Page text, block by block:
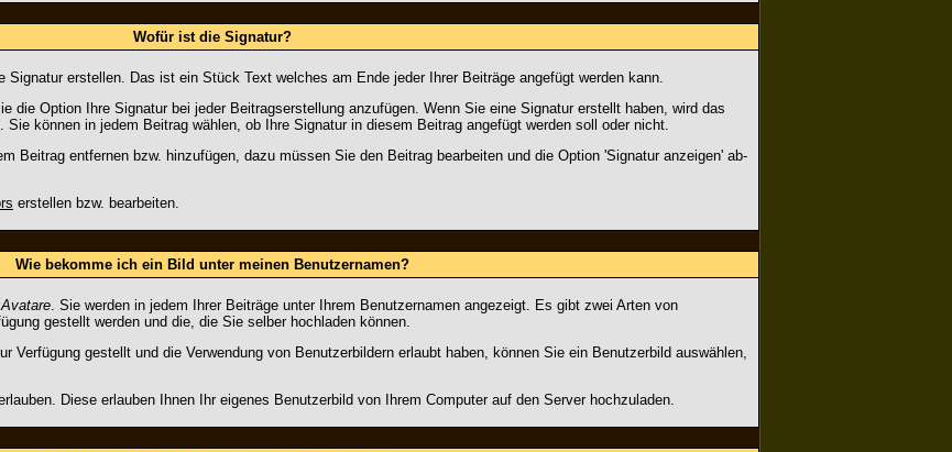
Wofür ist die Signatur?
Signatur erstellen. Das ist ein Stück Text welches am Ende jeder Ihrer Beiträge angefügt werden kann.
die Option Ihre Signatur bei jeder Beitragserstellung anzufügen. Wenn Sie eine Signatur erstellt haben, wird das
können in jedem Beitrag wählen, ob Ihre Signatur in diesem Beitrag angefügt werden soll oder nicht.
Beitrag entfernen bzw. hinzufügen, dazu müssen Sie den Beitrag bearbeiten und die Option 'Signatur anzeigen' ab-
erstellen bzw. bearbeiten.
Wie bekomme ich ein Bild unter meinen Benutzernamen?
Avatare. Sie werden in jedem Ihrer Beiträge unter Ihrem Benutzernamen angezeigt. Es gibt zwei Arten von
gestellt werden und die, die Sie selber hochladen können.
Verfügung gestellt und die Verwendung von Benutzerbildern erlaubt haben, können Sie ein Benutzerbild auswählen,
Diese erlauben Ihnen Ihr eigenes Benutzerbild von Ihrem Computer auf den Server hochzuladen.